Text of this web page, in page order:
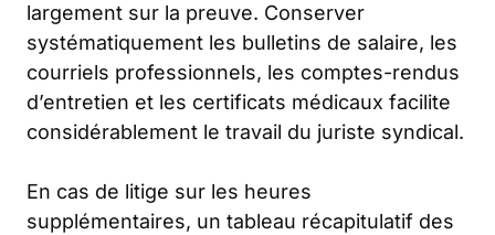
largement sur la preuve. Conserver
systématiquement les bulletins de salaire, les
courriels professionnels, les comptes-rendus
d’entretien et les certificats médicaux facilite
considérablement le travail du juriste syndical.
En cas de litige sur les heures
supplémentaires, un tableau récapitulatif des